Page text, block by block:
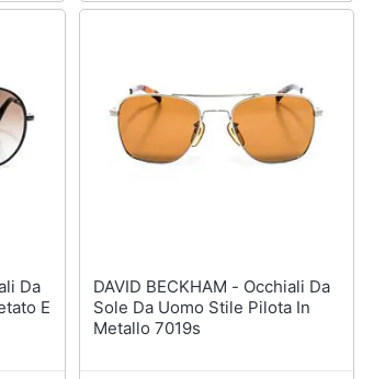
E
DAVID BECKHAM - Occhiali Da
Sole Da Uomo Stile Pilota In
Metallo 7019s